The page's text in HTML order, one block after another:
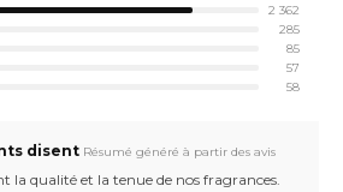
2 362
285
85
57
58
disent Résumé généré à partir des avis
la qualité et la tenue de nos fragrances.